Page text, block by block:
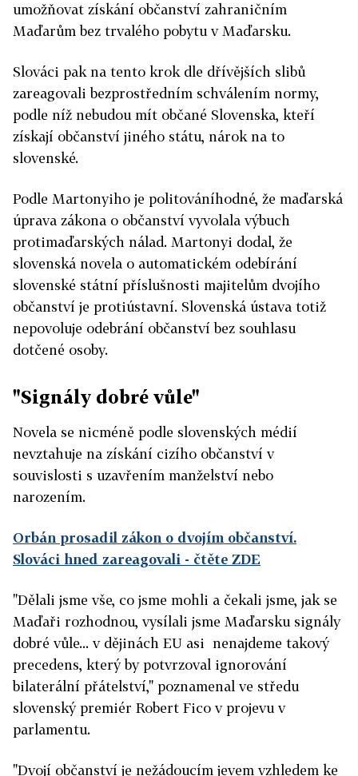
umožňovat získání občanství zahraničním
Maďarům bez trvalého pobytu v Maďarsku.
Slováci pak na tento krok dle dřívějších slibů
zareagovali bezprostředním schválením normy,
podle níž nebudou mít občané Slovenska, kteří
získají občanství jiného státu, nárok na to
slovenské.
Podle Martonyiho je politováníhodné, že maďarská
úprava zákona o občanství vyvolala výbuch
protimaďarských nálad. Martonyi dodal, že
slovenská novela o automatickém odebírání
slovenské státní příslušnosti majitelům dvojího
občanství je protiústavní. Slovenská ústava totiž
nepovoluje odebrání občanství bez souhlasu
dotčené osoby.
"Signály dobré vůle"
Novela se nicméně podle slovenských médií
nevztahuje na získání cizího občanství v
souvislosti s uzavřením manželství nebo
narozením.
Orbán prosadil zákon o dvojím občanství.
Slováci hned zareagovali - čtěte ZDE
"Dělali jsme vše, co jsme mohli a čekali jsme, jak se
Maďaři rozhodnou, vysílali jsme Maďarsku signály
dobré vůle... v dějinách EU asi nenajdeme takový
precedens, který by potvrzoval ignorování
bilaterální přátelství," poznamenal ve středu
slovenský premiér Robert Fico v projevu v
parlamentu.
"Dvojí občanství je nežádoucím jevem vzhledem ke